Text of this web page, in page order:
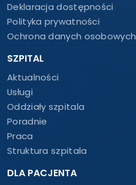
Deklaracja dostępności
Polityka prywatności
Ochrona danych osobowych
SZPITAL
Aktualności
Usługi
Oddziały szpitala
Poradnie
Praca
Struktura szpitala
DLA PACJENTA